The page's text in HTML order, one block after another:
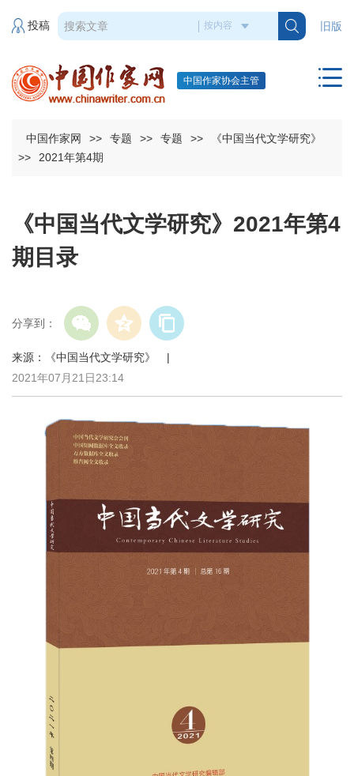
旧版
投稿
中国作家协会主管
中国作家网 >> 专题 >> 专题 >>
《中国当代文学研究》
>>
2021年第4期
《中国当代文学研究》2021年第4
期目录
分享到：
来源：《中国当代文学研究》 |
2021年07月21日23:14